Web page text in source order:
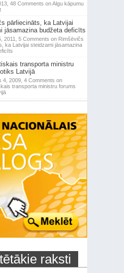
48 Comments on Algu kāpumu
pārliecināts, ka Latvijai
jāsamazina budžeta deficīts
2011, 5 Comments on Rimšēvičs
ka Latvijai steidzami jāsamazina
transporta ministru
Latvijā
4, 2009, 4 Comments on
transporta ministru forums
raksti